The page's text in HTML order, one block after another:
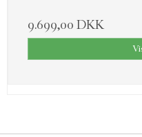
9.699,00 DKK